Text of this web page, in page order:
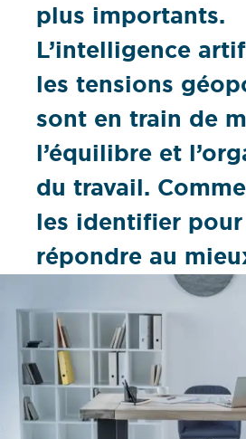
plus importants.
L’intelligence
les tensions
sont en train de
l’équilibre et
du travail.
les identifier
répondre au